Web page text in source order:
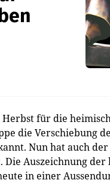
für die
die Verschiebung
Nun hat auch
Die Auszeichnung
in einer